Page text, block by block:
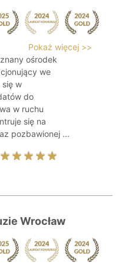
Pokaż więcej >>
ośrodek
we
się w
do
w ruchu
się na
pozbawionej ...
Wrocław